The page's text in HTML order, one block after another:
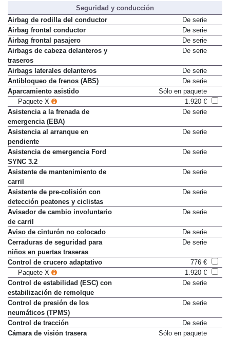
Seguridad y conducción
Airbag de rodilla del conductor
De serie
Airbag frontal conductor
De serie
Airbag frontal pasajero
De serie
Airbags de cabeza delanteros y
traseros
De serie
Airbags laterales delanteros
De serie
Antibloqueo de frenos (ABS)
De serie
Aparcamiento asistido
Sólo en paquete
Paquete X
1.920 €
Asistencia a la frenada de
emergencia (EBA)
De serie
Asistencia al arranque en
pendiente
De serie
Asistencia de emergencia Ford
SYNC 3.2
De serie
Asistente de mantenimiento de
carril
De serie
Asistente de pre-colisión con
detección peatones y ciclistas
De serie
Avisador de cambio involuntario
de carril
De serie
Aviso de cinturón no colocado
De serie
Cerraduras de seguridad para
niños en puertas traseras
De serie
Control de crucero adaptativo
776 €
Paquete X
1.920 €
Control de estabilidad (ESC) con
estabilización de remolque
De serie
Control de presión de los
neumáticos (TPMS)
De serie
Control de tracción
De serie
Cámara de visión trasera
Sólo en paquete